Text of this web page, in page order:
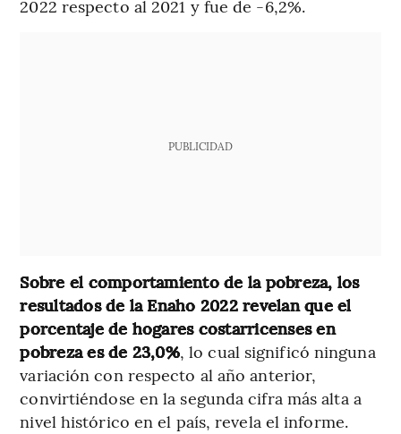
2022 respecto al 2021 y fue de -6,2%.
PUBLICIDAD
Sobre el comportamiento de la pobreza, los
resultados de la Enaho 2022 revelan que el
porcentaje de hogares costarricenses en
pobreza es de 23,0%, lo cual significó ninguna
variación con respecto al año anterior,
convirtiéndose en la segunda cifra más alta a
nivel histórico en el país, revela el informe.